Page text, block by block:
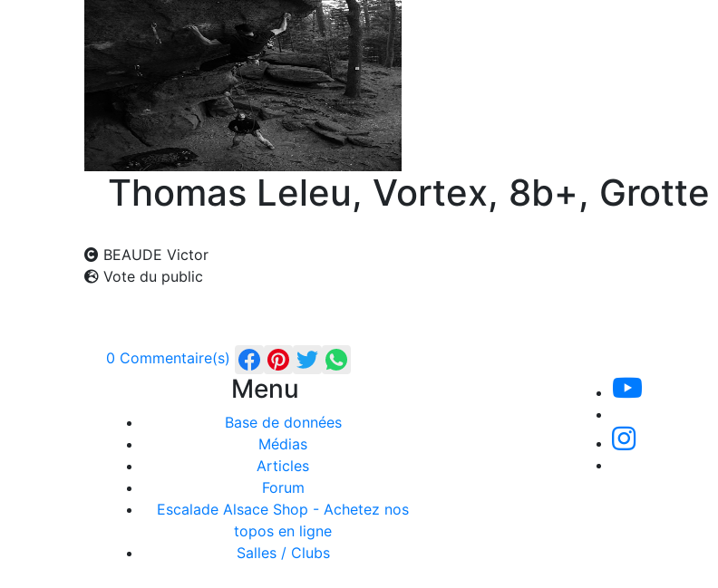
Thomas Leleu, Vortex, 8b+,
BEAUDE Victor
Vote du public
0 Commentaire(s)
Menu
Base de données
Médias
Articles
Forum
Escalade Alsace Shop - Achetez nos
topos en ligne
Salles / Clubs